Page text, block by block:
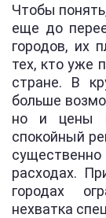
Чтобы
еще до
городов, их
тех, кто уже
стране. В
больше
но и цены
спокойный
расходах.
городах
нехватка